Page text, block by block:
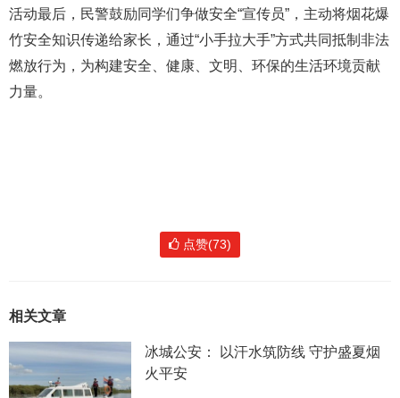
活动最后，民警鼓励同学们争做安全“宣传员”，主动将烟花爆
竹安全知识传递给家长，通过“小手拉大手”方式共同抵制非法
燃放行为，为构建安全、健康、文明、环保的生活环境贡献
力量。
点赞(73)
相关文章
冰城公安： 以汗水筑防线 守护盛夏烟
火平安